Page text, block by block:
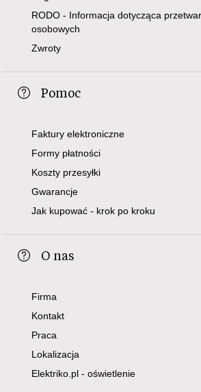
RODO - Informacja dotycząca
osobowych
Zwroty
Pomoc
Faktury elektroniczne
Formy płatności
Koszty przesyłki
Gwarancje
Jak kupować - krok po kroku
O nas
Firma
Kontakt
Praca
Lokalizacja
Elektriko.pl - oświetlenie